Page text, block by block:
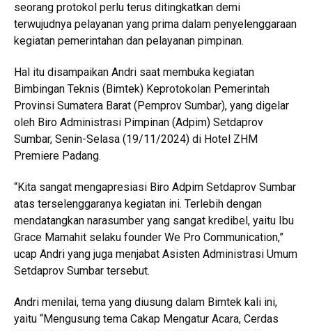
seorang protokol perlu terus ditingkatkan demi
terwujudnya pelayanan yang prima dalam penyelenggaraan
kegiatan pemerintahan dan pelayanan pimpinan.
Hal itu disampaikan Andri saat membuka kegiatan
Bimbingan Teknis (Bimtek) Keprotokolan Pemerintah
Provinsi Sumatera Barat (Pemprov Sumbar), yang digelar
oleh Biro Administrasi Pimpinan (Adpim) Setdaprov
Sumbar, Senin-Selasa (19/11/2024) di Hotel ZHM
Premiere Padang.
“Kita sangat mengapresiasi Biro Adpim Setdaprov Sumbar
atas terselenggaranya kegiatan ini. Terlebih dengan
mendatangkan narasumber yang sangat kredibel, yaitu Ibu
Grace Mamahit selaku founder We Pro Communication,”
ucap Andri yang juga menjabat Asisten Administrasi Umum
Setdaprov Sumbar tersebut.
Andri menilai, tema yang diusung dalam Bimtek kali ini,
yaitu “Mengusung tema Cakap Mengatur Acara, Cerdas